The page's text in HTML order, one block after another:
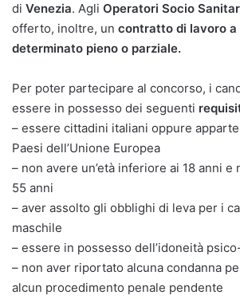
di Venezia. Agli Operatori Socio
offerto, inoltre, un contratto di lavoro a
determinato pieno o parziale.
Per poter partecipare al concorso, i
essere in possesso dei seguenti
– essere cittadini italiani oppure
Paesi dell’Unione Europea
– non avere un’età inferiore ai 18 anni e
55 anni
– aver assolto gli obblighi di leva per i
maschile
– essere in possesso dell’idoneità
– non aver riportato alcuna condanna
alcun procedimento penale pendente